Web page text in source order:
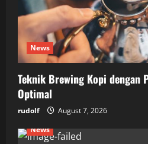
News
Teknik Brewing Kopi dengan
Optimal
rudolf
August 7, 2026
News